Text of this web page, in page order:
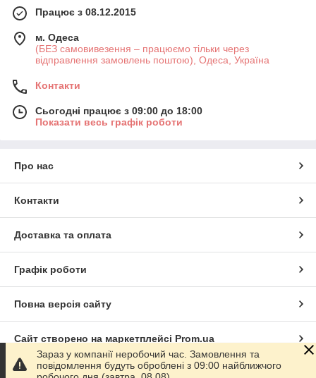
Працює з 08.12.2015
м. Одеса
(БЕЗ самовивезення – працюємо тільки через
відправлення замовлень поштою), Одеса, Україна
Контакти
Сьогодні працює з 09:00 до 18:00
Показати весь графік роботи
Про нас
Контакти
Доставка та оплата
Графік роботи
Повна версія сайту
Сайт створено на маркетплейсі Prom.ua
Політика конфіденційності
Зараз у компанії неробочий час. Замовлення та
повідомлення будуть оброблені з 09:00 найближчого